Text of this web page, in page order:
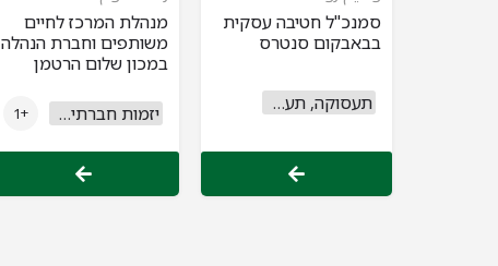
סמנכ"ל חטיבה עסקית
בבאבקום סנטרס
תעסוקה, תעשייה ומסחר
מנהלת המרכז לחיים
משותפים וחברת הנהלה
במכון שלום הרטמן
יזמות חברתית וחברה אזרחית +1